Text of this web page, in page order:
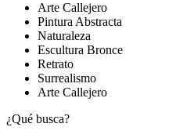
Arte Callejero
Pintura Abstracta
Naturaleza
Escultura Bronce
Retrato
Surrealismo
Arte Callejero
¿Qué busca?